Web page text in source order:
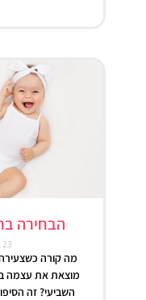
הבחירה
23 ביולי 2025
מה קורה
מוצאת את עצמה
השביעי? זה